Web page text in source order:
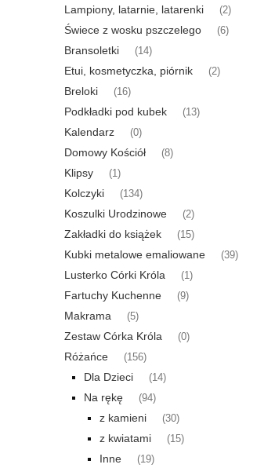
Lampiony, latarnie, latarenki (2)
Świece z wosku pszczelego (6)
Bransoletki (14)
Etui, kosmetyczka, piórnik (2)
Breloki (16)
Podkładki pod kubek (13)
Kalendarz (0)
Domowy Kościół (8)
Klipsy (1)
Kolczyki (134)
Koszulki Urodzinowe (2)
Zakładki do książek (15)
Kubki metalowe emaliowane (39)
Lusterko Córki Króla (1)
Fartuchy Kuchenne (9)
Makrama (5)
Zestaw Córka Króla (0)
Różańce (156)
Dla Dzieci (14)
Na rękę (94)
z kamieni (30)
z kwiatami (15)
Inne (19)